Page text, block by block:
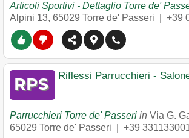
Articoli Sportivi - Dettaglio Torre de'
Alpini 13, 65029 Torre de' Passeri +39
Riflessi Parrucchieri -
Parrucchieri Torre de' Passeri in Via G.
65029 Torre de' Passeri +39